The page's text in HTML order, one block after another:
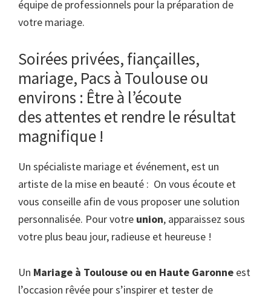
équipe de professionnels pour la préparation de
votre mariage.
Soirées privées, fiançailles,
mariage, Pacs à Toulouse ou
environs : Être à l’écoute
des attentes et rendre le résultat
magnifique !
Un spécialiste mariage et événement, est un
artiste de la mise en beauté : On vous écoute et
vous conseille afin de vous proposer une solution
personnalisée. Pour votre union, apparaissez sous
votre plus beau jour, radieuse et heureuse !
Un Mariage à Toulouse ou en Haute Garonne est
l’occasion rêvée pour s’inspirer et tester de